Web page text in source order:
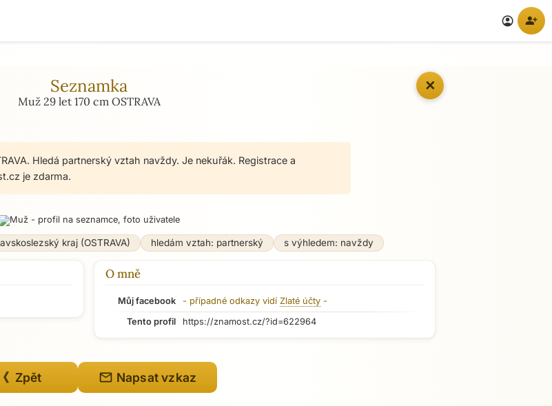
account_circle person_add
✕
Seznamka
Muž 29 let 170 cm OSTRAVA
Hledá partnerský vztah navždy. Je nekuřák. Registrace a
je zdarma.
kraj (OSTRAVA) hledám vztah: partnerský s výhledem: navždy
O mně
Můj facebook - případné odkazy vidí Zlaté účty -
Tento profil
https://znamost.cz/?id=622964
《 Zpět mail Napsat vzkaz